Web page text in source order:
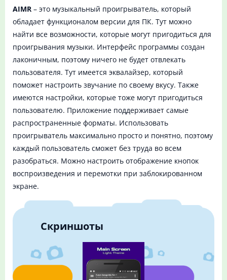
AIMR – это музыкальный проигрыватель, который
обладает функционалом версии для ПК. Тут можно
найти все возможности, которые могут пригодиться для
проигрывания музыки. Интерфейс программы создан
лаконичным, поэтому ничего не будет отвлекать
пользователя. Тут имеется эквалайзер, который
поможет настроить звучание по своему вкусу. Также
имеются настройки, которые тоже могут пригодиться
пользователю. Приложение поддерживает самые
распространенные форматы. Использовать
проигрыватель максимально просто и понятно, поэтому
каждый пользователь сможет без труда во всем
разобраться. Можно настроить отображение кнопок
воспроизведения и перемотки при заблокированном
экране.
Скриншоты